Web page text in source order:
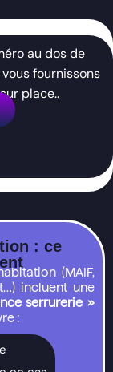
au dos de
fournissons
place..
: ce
(MAIF,
incluent une
serrurerie »
: